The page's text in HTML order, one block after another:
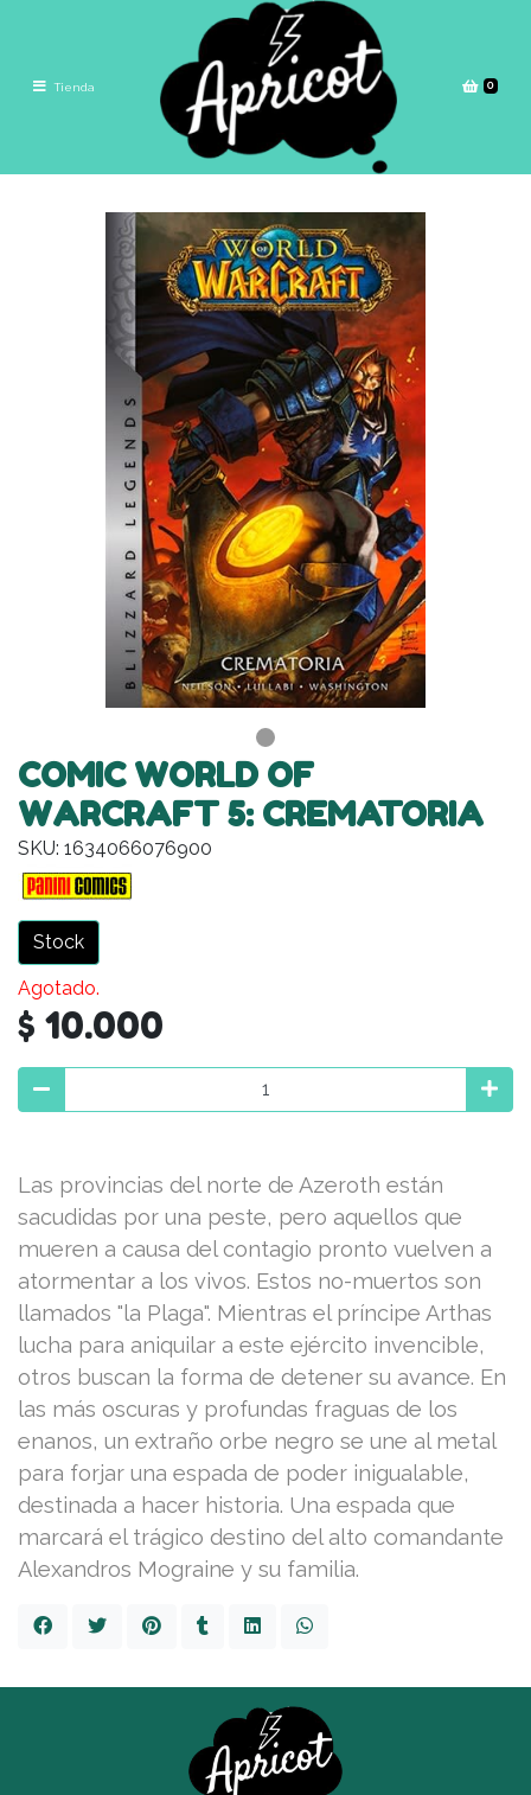
Tienda 0
COMIC WORLD OF
WARCRAFT 5: CREMATORIA
SKU: 1634066076900
Stock
Agotado.
$ 10.000
Las provincias del norte de Azeroth están
sacudidas por una peste, pero aquellos que
mueren a causa del contagio pronto vuelven a
atormentar a los vivos. Estos no-muertos son
llamados "la Plaga". Mientras el príncipe Arthas
lucha para aniquilar a este ejército invencible,
otros buscan la forma de detener su avance. En
las más oscuras y profundas fraguas de los
enanos, un extraño orbe negro se une al metal
para forjar una espada de poder inigualable,
destinada a hacer historia. Una espada que
marcará el trágico destino del alto comandante
Alexandros Mograine y su familia.